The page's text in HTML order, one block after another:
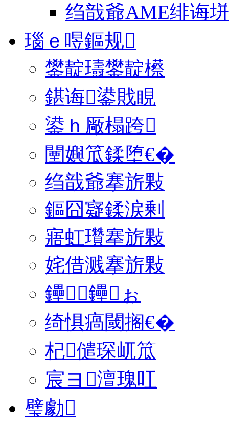
绉戠爺AME绯诲垪
瑙ｅ喅鏂规
鐢靛瓙鐢靛櫒
鍖诲鍙戝睍
鍙ｈ厰榻跨
闉嬩笟鍒堕€�
绉戠爺搴旂敤
鏂囧寲鍒涙剰
寤虹瓚搴旂敤
姹借溅搴旂敤
鑸┖鑸ぉ
绮惧瘑閾搁€�
杞儙琛屼笟
宸ヨ澶瑰叿
璧勮